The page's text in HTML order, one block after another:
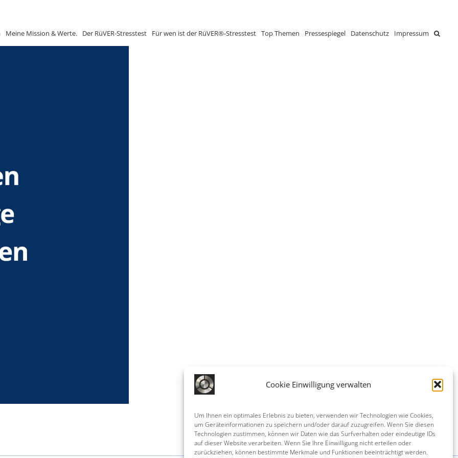
Cookie Einwilligung verwalten
Um Ihnen ein optimales Erlebnis zu bieten, verwenden wir Technologien wie Cookies,
um Geräteinformationen zu speichern und/oder darauf zuzugreifen. Wenn Sie diesen
Technologien zustimmen, können wir Daten wie das Surfverhalten oder eindeutige IDs
auf dieser Website verarbeiten. Wenn Sie Ihre Einwilligung nicht erteilen oder
zurückziehen, können bestimmte Merkmale und Funktionen beeinträchtigt werden.
Meine Mission & Werte. Der RüVER-Stresstest Für wen ist der RüVER®-Stresstest Top Themen Pressespiegel Datenschutz Impressum